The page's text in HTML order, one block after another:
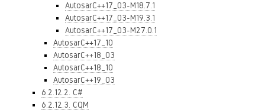
AutosarC++17_03-M18.7.1
AutosarC++17_03-M19.3.1
AutosarC++17_03-M27.0.1
AutosarC++17_10
AutosarC++18_03
AutosarC++18_10
AutosarC++19_03
6.2.12.2. C#
6.2.12.3. CQM